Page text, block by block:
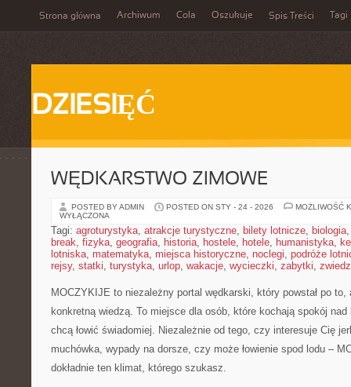
Strona główna Archiwum Cola Oszukuje Spis Treści Tagi
DZIESIĘĆ
WĘDKARSTWO ZIMOWE
POSTED BY ADMIN POSTED ON STY - 24 - 2026
MOŻLIWOŚĆ
WYŁĄCZONA
Tagi: agroturystyka, atrakcje turystyczne, bilety lotnicze, biologia
break, fizyka, geografia, historia, hostele, hotele, humanistyka,
lotniska, matematyka, miejsca historyczne, noclegi, podróże
rejsy, statki, turystyka, urlop, wakacje, wycieczki, zabytki,
MOCZYKIJE to niezależny portal wędkarski, który powstał po to,
konkretną wiedzą. To miejsce dla osób, które kochają spokój
chcą łowić świadomiej. Niezależnie od tego, czy interesuje Cię
muchówka, wypady na dorsze, czy może łowienie spod lodu –
dokładnie ten klimat, którego szukasz.